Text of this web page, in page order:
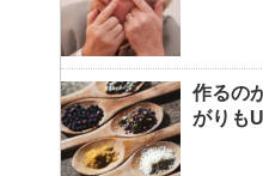
作るの
がりも